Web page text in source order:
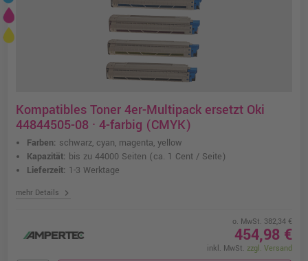
Kompatibles Toner 4er-Multipack ersetzt Oki
44844505-08 · 4-farbig (CMYK)
Farben: schwarz, cyan, magenta, yellow
Kapazität: bis zu 44000 Seiten (ca. 1 Cent / Seite)
Lieferzeit: 1-3 Werktage
mehr Details chevron_right
o. MwSt. 382,34 €
454,98 €
inkl. MwSt. zzgl. Versand